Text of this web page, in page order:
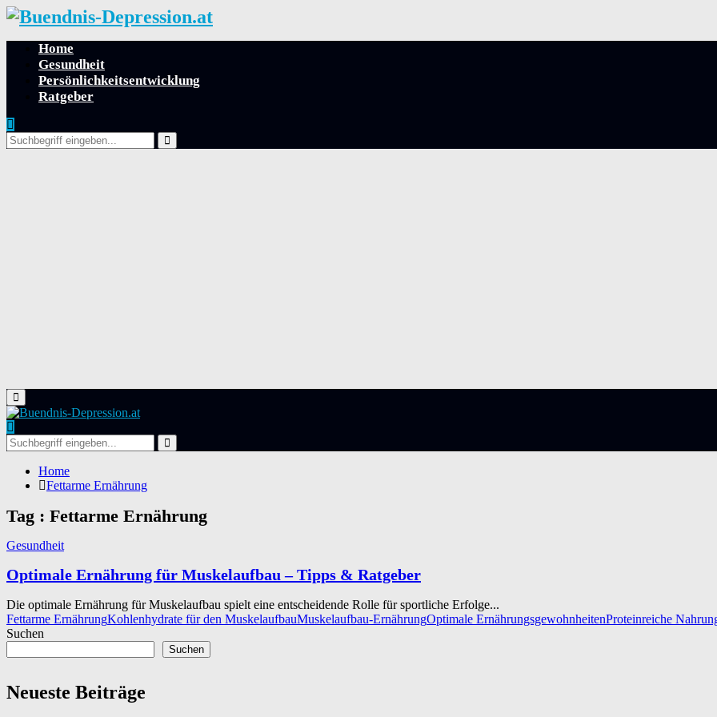
Home
Gesundheit
Persönlichkeitsentwicklung
Ratgeber
Search
for:
Search
Primary
Menu
Search
for:
Search
Home
Fettarme Ernährung
Tag : Fettarme Ernährung
Gesundheit
Optimale Ernährung für Muskelaufbau – Tipps & Ratgeber
Die optimale Ernährung für Muskelaufbau spielt eine entscheidende Rolle für sportliche Erfolge...
Fettarme ErnährungKohlenhydrate für den MuskelaufbauMuskelaufbau-ErnährungOptimale ErnährungsgewohnheitenProteinreiche
Suchen
Suchen
Neueste Beiträge